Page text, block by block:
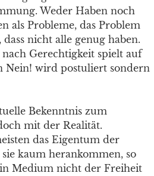
Weder Haben noch
als Probleme, das Problem
nicht alle genug haben.
Gerechtigkeit spielt auf
Nein! wird postuliert sondern
Bekenntnis zum
mit der Realität.
das Eigentum der
sie kaum herankommen, so
Medium nicht der Freiheit